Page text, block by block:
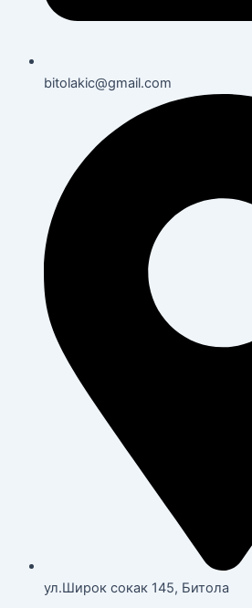
bitolakic@gmail.com
ул.Широк сокак 145, Битола